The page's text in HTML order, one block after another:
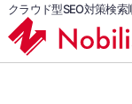
クラウド型SEO対策検